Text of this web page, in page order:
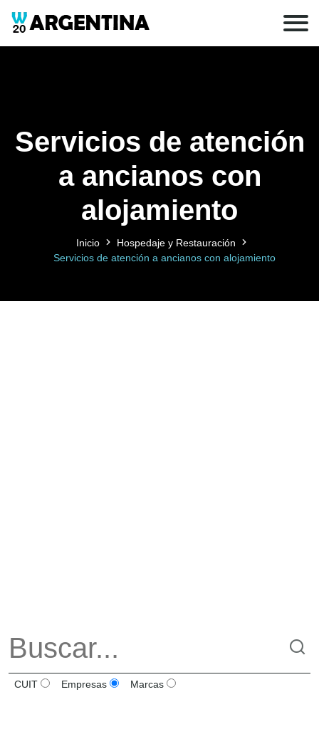
Servicios de atención
a ancianos con
alojamiento
Inicio
Hospedaje y Restauración
Servicios de atención a ancianos con alojamiento
CUIT Empresas Marcas